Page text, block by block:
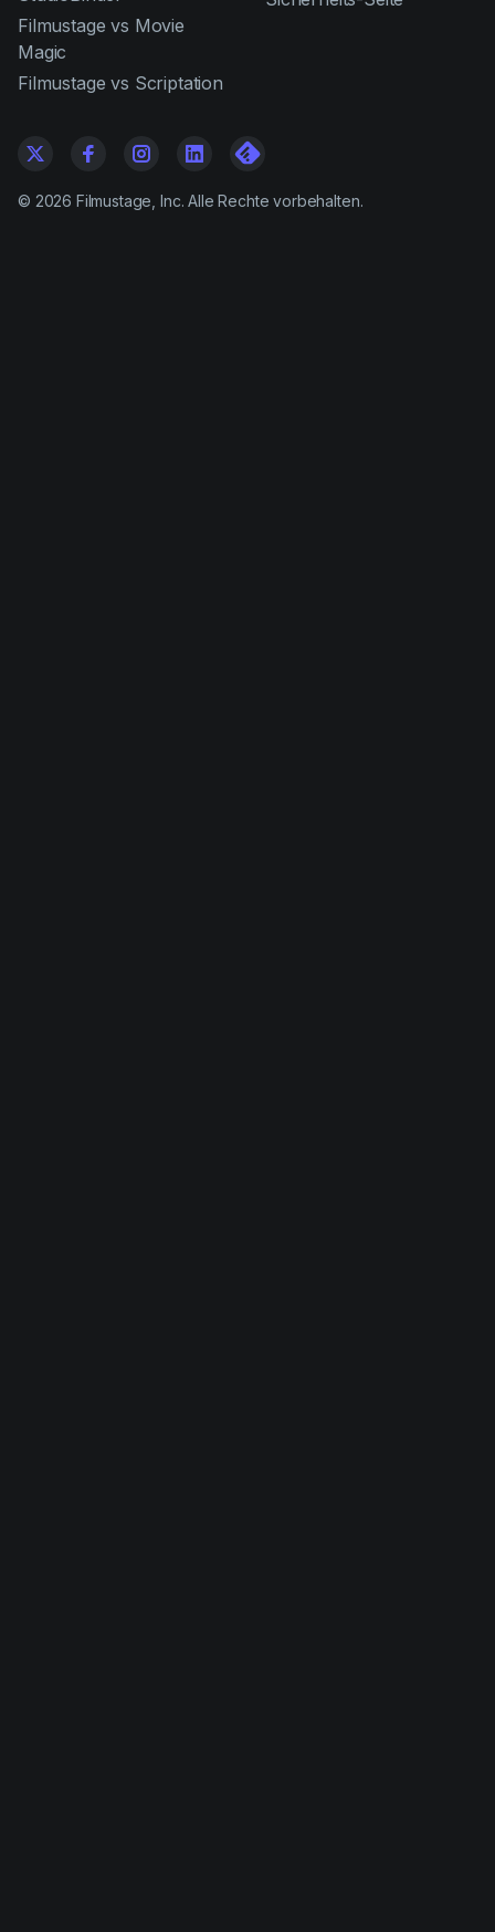
Filmustage vs Movie
Magic
Filmustage vs Scriptation
© 2026 Filmustage, Inc. Alle Rechte vorbehalten.